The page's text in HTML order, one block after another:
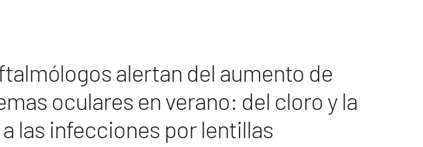
alertan del aumento de
oculares en verano: del cloro y la
las infecciones por lentillas